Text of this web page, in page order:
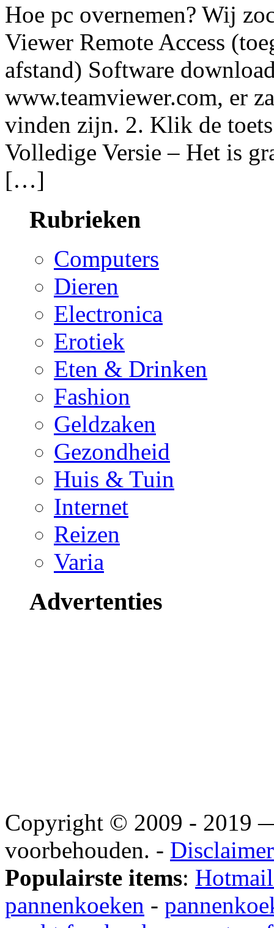
Hoe pc overnemen? Wij
Viewer Remote Access
afstand) Software
www.teamviewer.com, er
vinden zijn. 2. Klik de
Volledige Versie – Het is
[…]
Rubrieken
Computers
Dieren
Electronica
Erotiek
Eten & Drinken
Fashion
Geldzaken
Gezondheid
Huis & Tuin
Internet
Reizen
Varia
Advertenties
Copyright © 2009 - 2019
voorbehouden. - Disclaimer
Populairste items:
pannenkoeken -